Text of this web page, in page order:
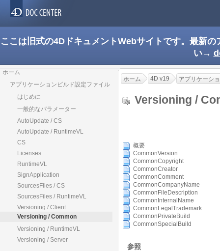
ここは旧式の4DドキュメントWebサイトです。最新
い→
ホーム
アプリケーションビルド設定ファイル
はじめに
一般的なパラメーター
AutoUpdate / CS
AutoUpdate / RuntimeVL
CS
Licenses
RuntimeVL
SignApplication
SourcesFiles / CS
SourcesFiles / RuntimeVL
Versioning / Client
Versioning / Common
Versioning / RuntimeVL
Versioning / Server
ホーム 4D v19 アプリケーシ
Versioning /
概要
CommonVersion
CommonCopyright
CommonCreator
CommonComment
CommonCompanyName
CommonFileDescription
CommonInternalName
CommonLegalTrademark
CommonPrivateBuild
CommonSpecialBuild
参照